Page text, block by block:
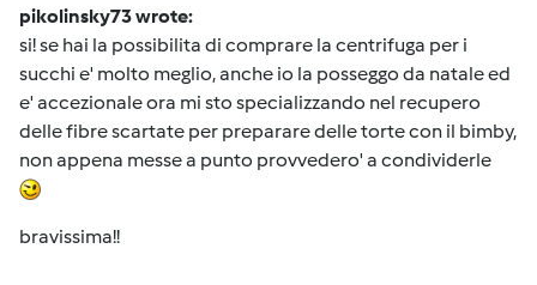
pikolinsky73 wrote:
si! se hai la possibilita di comprare la centrifuga per i
succhi e' molto meglio, anche io la posseggo da natale ed
e' accezionale ora mi sto specializzando nel recupero
delle fibre scartate per preparare delle torte con il bimby,
non appena messe a punto provvedero' a condividerle
bravissima!!